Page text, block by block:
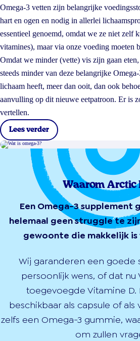
Omega-3 vetten zijn belangrijke
hart en ogen en nodig in allerlei
essentieel genoemd, omdat we ze niet zelf
vitamines), maar via onze voeding moeten
Omdat we minder (vette) vis zijn gaan
steeds minder van deze belangrijke
lichaam heeft, meer dan ooit, dan ook
aanvulling op dit nieuwe eetpatroon. Er is
vertellen.
Lees verder
Waarom Arctic
Een Omega-3 supplement
helemaal geen struggle te
gewoonte die makkelijk
Wij garanderen een goede
persoonlijk wens, of dat nu
toegevoegde Vitamine D.
beschikbaar als capsule of als
zelfs een Omega-3 gummie,
om zullen